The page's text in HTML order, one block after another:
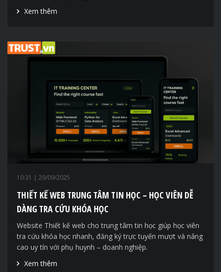
Xem thêm
10:31 | 29/09/2025
THIẾT KẾ WEB TRUNG TÂM TIN HỌC – HỌC VIÊN DỄ
DÀNG TRA CỨU KHÓA HỌC
Website Thiết kế web cho trung tâm tin học giúp học viên
tra cứu khóa học nhanh, đăng ký trực tuyến mượt và nâng
cao uy tín với phụ huynh – doanh nghiệp.
Xem thêm